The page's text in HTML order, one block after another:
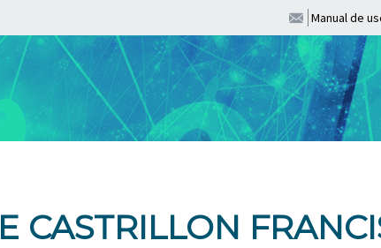
Manual de
CASTRILLON